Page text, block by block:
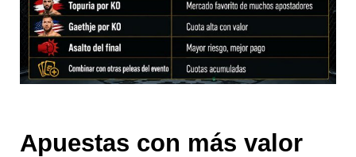
Apuestas con más valor